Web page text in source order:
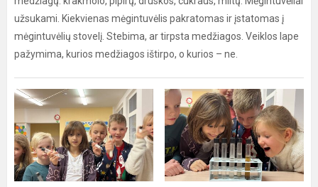
užsukami. Kiekvienas mėgintuvėlis pakratomas ir įstatomas į
mėgintuvėlių stovelį. Stebima, ar tirpsta medžiagos. Veiklos lape
pažymima, kurios medžiagos ištirpo, o kurios – ne.